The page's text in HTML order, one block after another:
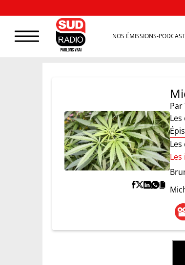
NOS ÉMISSIONS-
Par
Les